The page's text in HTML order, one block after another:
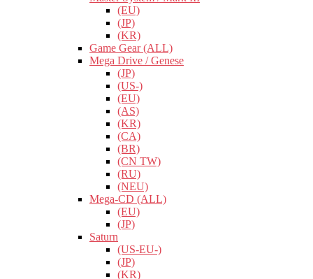
(EU)
(JP)
(KR)
Game Gear (ALL)
Mega Drive / Genese
(JP)
(US-)
(EU)
(AS)
(KR)
(CA)
(BR)
(CN TW)
(RU)
(NEU)
Mega-CD (ALL)
(EU)
(JP)
Saturn
(US-EU-)
(JP)
(KR)